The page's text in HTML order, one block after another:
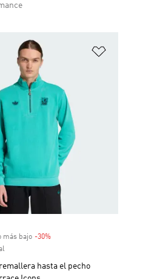
deseos
más bajo -30%Descuento
hasta el pecho